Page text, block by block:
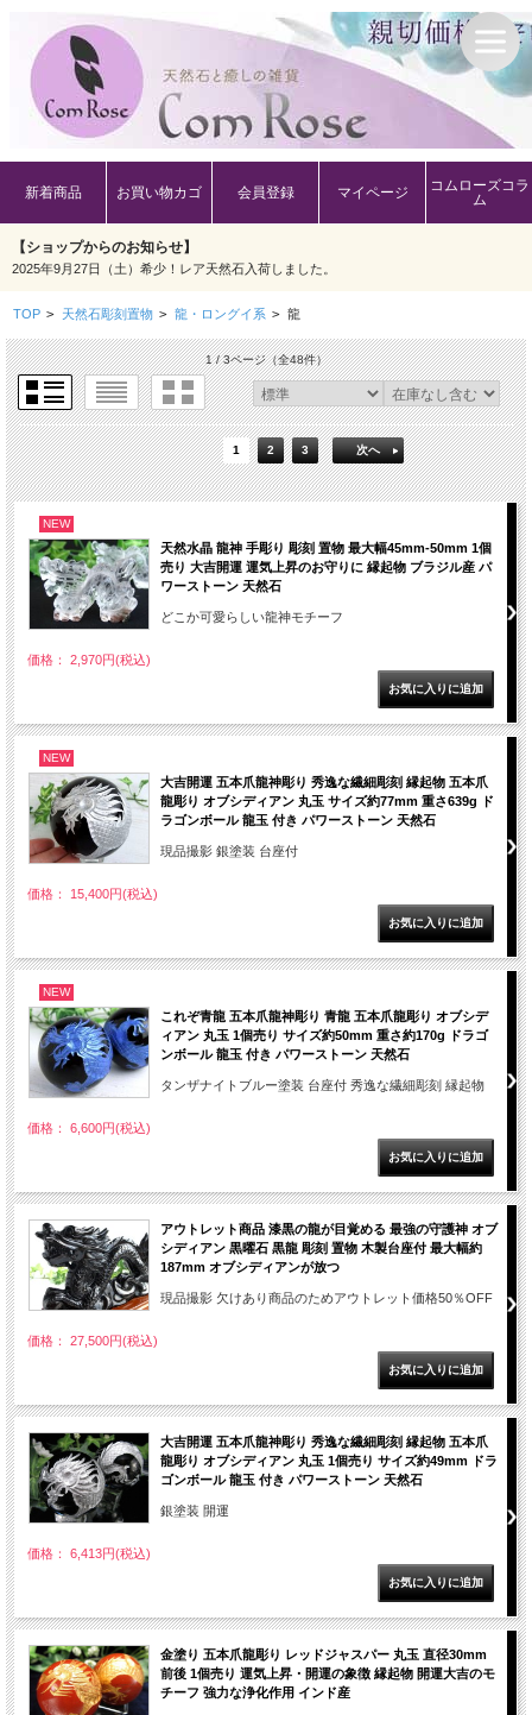
新着商品 お買い物カゴ 会員登録 マイページ
コムローズコラ
ム
【ショップからのお知らせ】
2025年9月27日（土）希少！レア天然石入荷しました。
TOP > 天然石彫刻置物 > 龍・ロングイ系 > 龍
1 / 3ページ（全48件）
1 2 3 次へ
NEW
天然水晶 龍神 手彫り 彫刻 置物 最大幅45mm-50mm 1個
売り 大吉開運 運気上昇のお守りに 縁起物 ブラジル産 パ
ワーストーン 天然石
どこか可愛らしい龍神モチーフ
価格： 2,970円(税込)
NEW
大吉開運 五本爪龍神彫り 秀逸な繊細彫刻 縁起物 五本爪
龍彫り オブシディアン 丸玉 サイズ約77mm 重さ639g ド
ラゴンボール 龍玉 付き パワーストーン 天然石
現品撮影 銀塗装 台座付
価格： 15,400円(税込)
NEW
これぞ青龍 五本爪龍神彫り 青龍 五本爪龍彫り オブシデ
ィアン 丸玉 1個売り サイズ約50mm 重さ約170g ドラゴ
ンボール 龍玉 付き パワーストーン 天然石
タンザナイトブルー塗装 台座付 秀逸な繊細彫刻 縁起物
価格： 6,600円(税込)
アウトレット商品 漆黒の龍が目覚める 最強の守護神 オブ
シディアン 黒曜石 黒龍 彫刻 置物 木製台座付 最大幅約
187mm オブシディアンが放つ
現品撮影 欠けあり商品のためアウトレット価格50％OFF
価格： 27,500円(税込)
大吉開運 五本爪龍神彫り 秀逸な繊細彫刻 縁起物 五本爪
龍彫り オブシディアン 丸玉 1個売り サイズ約49mm ドラ
ゴンボール 龍玉 付き パワーストーン 天然石
銀塗装 開運
価格： 6,413円(税込)
金塗り 五本爪龍彫り レッドジャスパー 丸玉 直径30mm
前後 1個売り 運気上昇・開運の象徴 縁起物 開運大吉のモ
チーフ 強力な浄化作用 インド産